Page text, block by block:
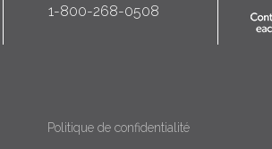
1-800-268-0508
Politique de confidentialité